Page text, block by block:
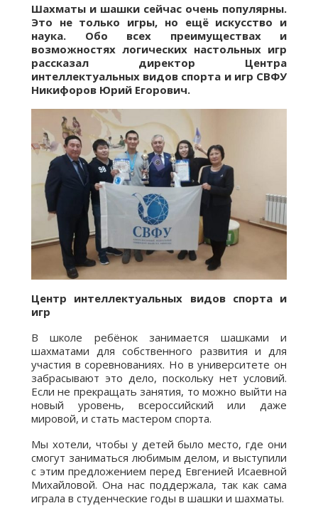
Шахматы и шашки сейчас очень популярны.
Это не только игры, но ещё искусство и
наука. Обо всех преимуществах и
возможностях логических настольных игр
рассказал директор Центра
интеллектуальных видов спорта и игр СВФУ
Никифоров Юрий Егорович.
Центр интеллектуальных видов спорта и
игр
В школе ребёнок занимается шашками и
шахматами для собственного развития и для
участия в соревнованиях. Но в университете он
забрасывают это дело, поскольку нет условий.
Если не прекращать занятия, то можно выйти на
новый уровень, всероссийский или даже
мировой, и стать мастером спорта.
Мы хотели, чтобы у детей было место, где они
смогут заниматься любимым делом, и выступили
с этим предложением перед Евгенией Исаевной
Михайловой. Она нас поддержала, так как сама
играла в студенческие годы в шашки и шахматы.